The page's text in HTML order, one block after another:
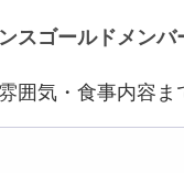
スゴールドメンバ
囲気・食事内容ま